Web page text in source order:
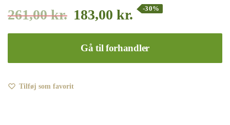
261,00kr. 183,00 kr. -30%
Gå til forhandler
Tilføj som favorit